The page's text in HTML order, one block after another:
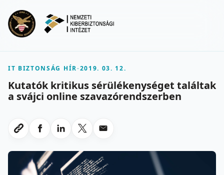
IT BIZTONSÁG HÍR-2019. 03. 12.
Kutatók kritikus sérülékenységet találtak
a svájci online szavazórendszerben
Link masolasa
Megosztas Facebookon
Megosztas LinkedInen
Megosztas X-en
Megosztas emailben